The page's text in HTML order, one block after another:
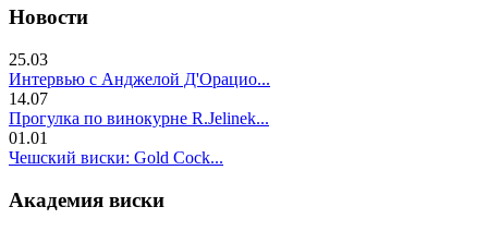
Новости
25.03
Интервью с Анджелой Д'Орацио...
14.07
Прогулка по винокурне R.Jelinek...
01.01
Чешский виски: Gold Cock...
Академия виски